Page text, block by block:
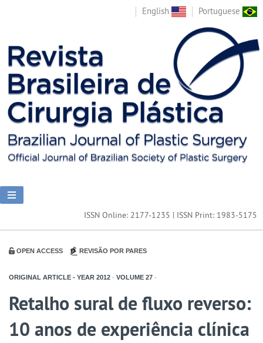
English Portuguese
ISSN Online: 2177-1235 | ISSN Print: 1983-5175
OPEN ACCESS REVISÃO POR PARES
ORIGINAL ARTICLE - YEAR 2012 - VOLUME 27 -
Retalho sural de fluxo reverso:
10 anos de experiência clínica